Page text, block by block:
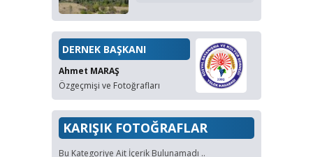
DERNEK BAŞKANI
Ahmet MARAŞ
Özgeçmişi ve Fotoğrafları
KARIŞIK FOTOĞRAFLAR
Bu Kategoriye Ait İçerik Bulunamadı ..